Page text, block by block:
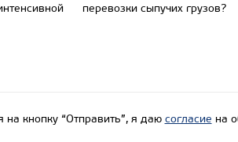
перевозки сыпучих грузов?
кнопку “Отправить”, я даю согласие на